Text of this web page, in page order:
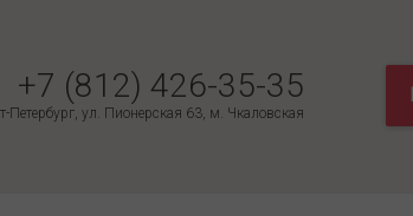
+7 (812) 426-35-35
Петербург, ул. Пионерская 63, м. Чкаловская